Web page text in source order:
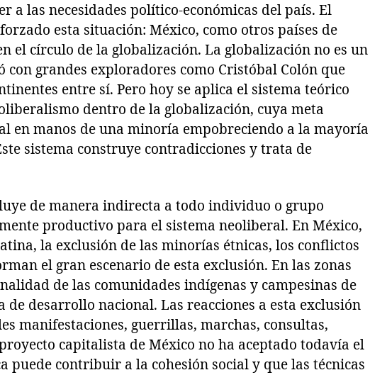
a las necesidades político-económicas del país. El
esta situación: México, como otros países de
el círculo de la globalización. La globalización no es un
con grandes exploradores como Cristóbal Colón que
entre sí. Pero hoy se aplica el sistema teórico
dentro de la globalización, cuya meta
en manos de una minoría empobreciendo a la mayoría
sistema construye contradicciones y trata de
de manera indirecta a todo individuo o grupo
productivo para el sistema neoliberal. En México,
la exclusión de las minorías étnicas, los conflictos
el gran escenario de esta exclusión. En las zonas
de las comunidades indígenas y campesinas de
de desarrollo nacional. Las reacciones a esta exclusión
manifestaciones, guerrillas, marchas, consultas,
capitalista de México no ha aceptado todavía el
puede contribuir a la cohesión social y que las técnicas